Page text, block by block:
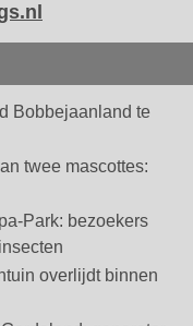
Bobbejaanland te
twee mascottes:
Park: bezoekers
overlijdt binnen